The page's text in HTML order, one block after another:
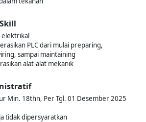
elektrikal
PLC dari mulai preparing,
sampai maintaining
alat-alat mekanik
Min. 18thn, Per Tgl. 01 Desember 2025
tidak dipersyaratkan